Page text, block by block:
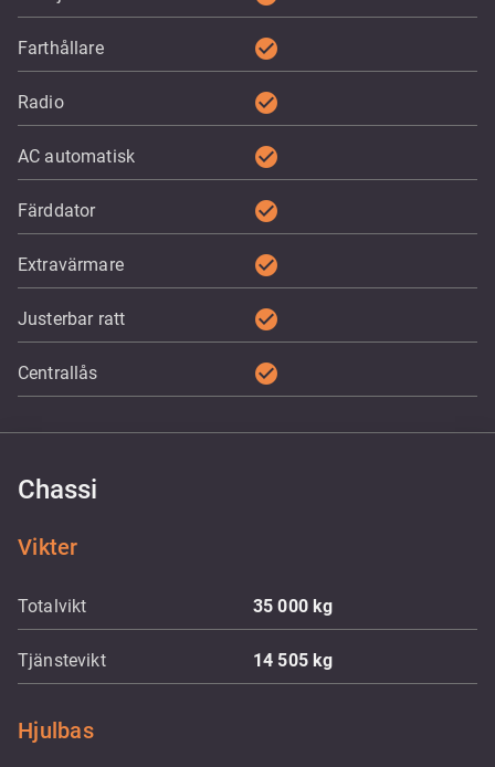
Farthållare check_circle
Radio check_circle
AC automatisk check_circle
Färddator check_circle
Extravärmare check_circle
Justerbar ratt check_circle
Centrallås check_circle
Chassi
Vikter
Totalvikt 35 000kg
Tjänstevikt 14 505kg
Hjulbas